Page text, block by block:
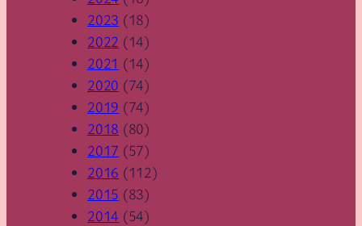
2023 (18)
2022 (14)
2021 (14)
2020 (74)
2019 (74)
2018 (80)
2017 (57)
2016 (112)
2015 (83)
2014 (54)